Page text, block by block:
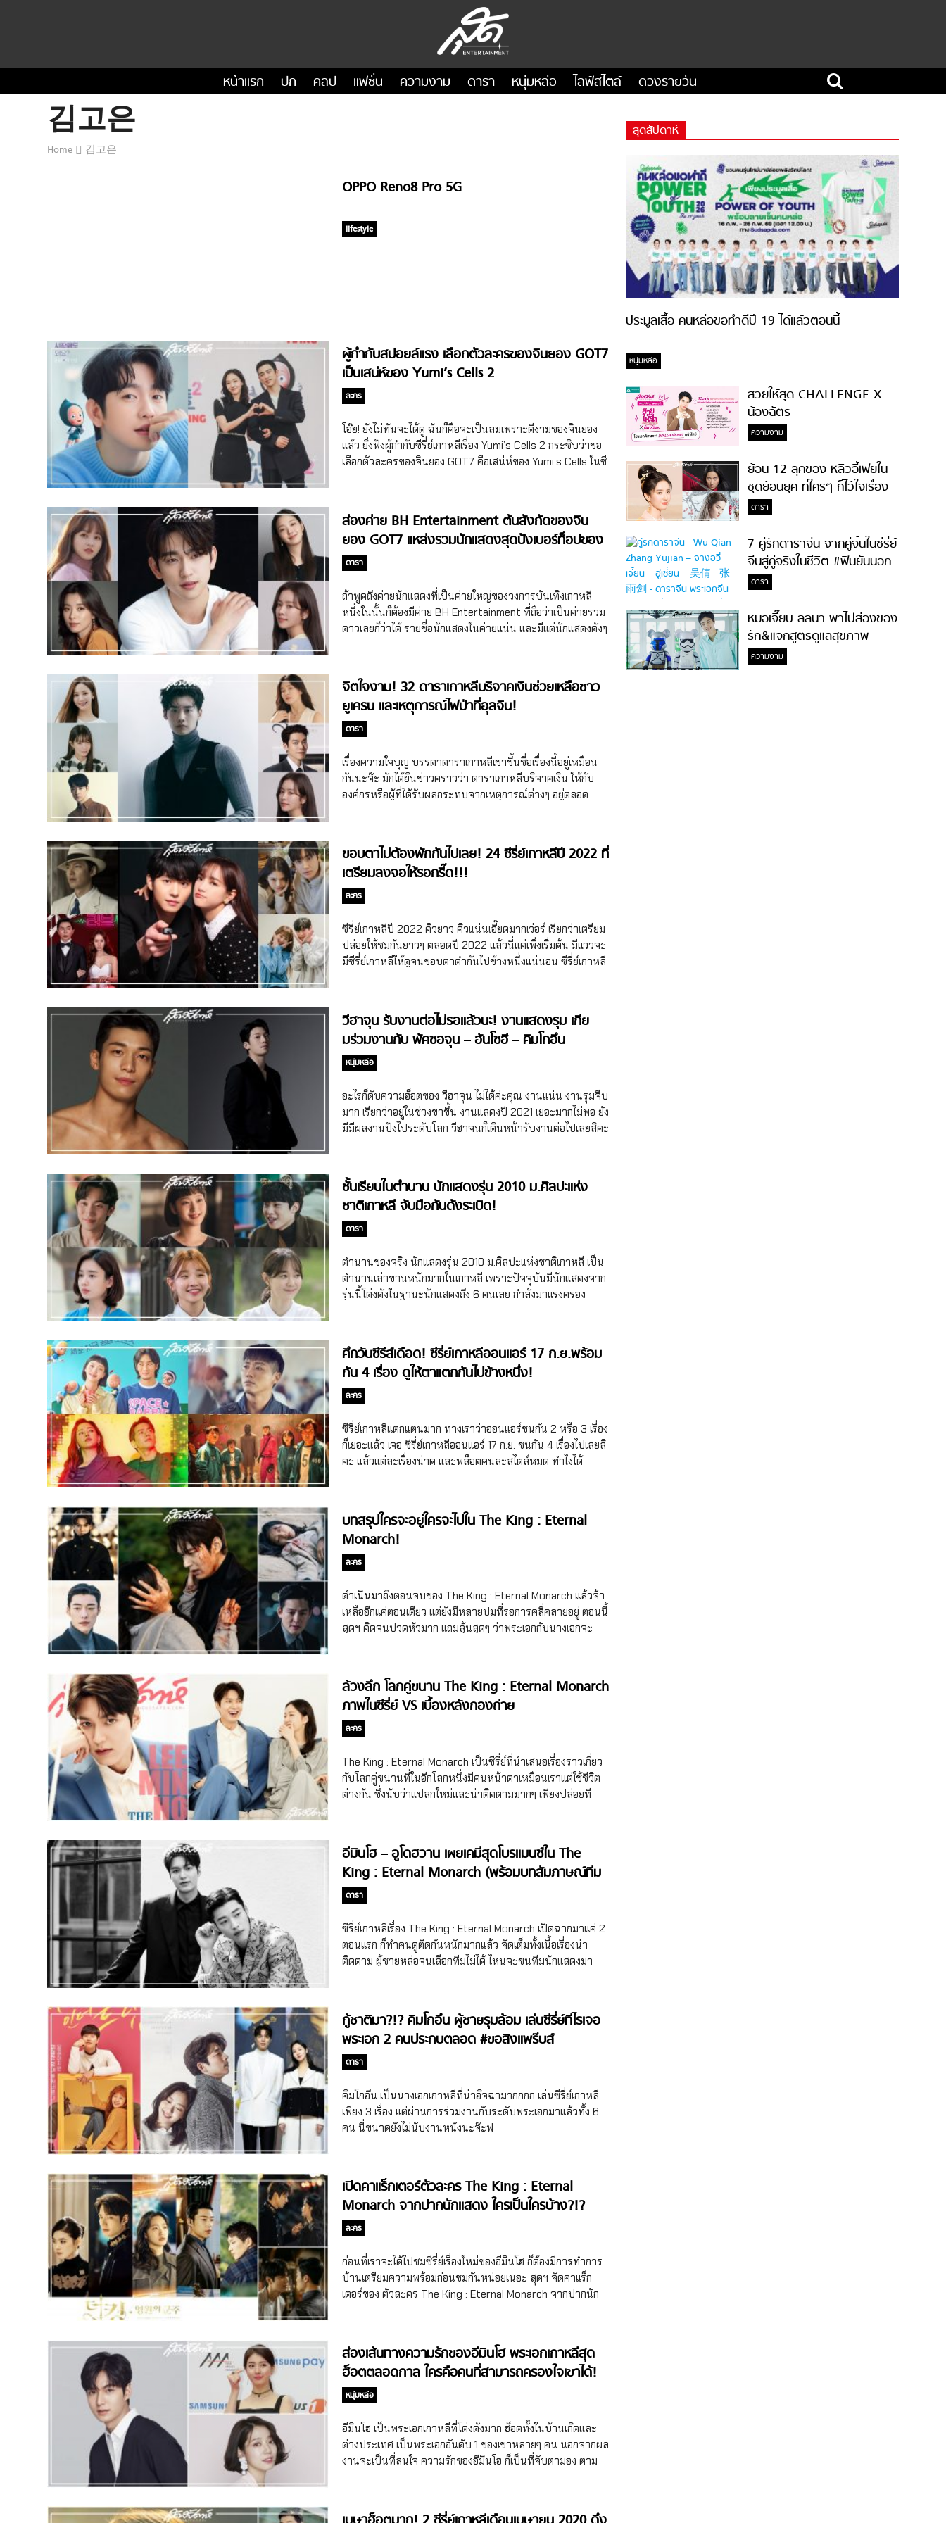
หน้าแรก ปก คลิป แฟชั่น ความงาม ดารา หนุ่มหล่อ ไลฟ์สไตล์ ดวงรายวัน
김고은
Home 김고은
OPPO Reno8 Pro 5G
lifestyle
ผู้กำกับสปอยล์แรง เลือกตัวละครของจินยอง GOT7
เป็นเสน่ห์ของ Yumi’s Cells 2
ละคร
โอ๊ย! ยังไม่ทันจะได้ดู ฉันก็คือจะเป็นลมเพราะดีงามของจินยอง
แล้ว ยิ่งฟังผู้กำกับซีรี่ย์เกาหลีเรื่อง Yumi’s Cells 2 กระซิบว่าขอ
เลือกตัวละครของจินยอง GOT7 คือเสน่ห์ของ Yumi’s Cells ในซี
2021 ทั้งในเกาหลีและต่างประเทศ เป็นซีรี่ย์เกาหลีที่เล่าเรื่องราว
ความรักและชีวิตการทำงานของผู้คนออกมาได้เรียล สนุก และมี
กิมมิกที่ไม่เหมือนใคร ด้วยการหยิบเรื่องของเซลล์ภายในของผู้คน
มาเล่าว่าเวลาเจอเรื่องราวต่างๆ เซลล์ในร่างกายเป็นยังไง แล้วคือ
ตัวการ์ตูนเซลล์น่ารักไม่ไหว เรียกว่าYumi’s Cellsทำคนดูอินหนัก
มากในซีซั่น 1 และทางทีมผู้ผลิตก็ตัดสินใจทำซีซั่น 2 ต่อเลย ซึ่งก็
ยังเป็นเรื่องราวของ “ยูมิ” เหมือนเดิม โดยในYumi’s Cellsซีซั่น 2
ดูYumi’s Cellsซีซั่น 1 จะเห็นว่าจินยองมาปรากฏตัวในช่วงหลัง
ด้วย ซึ่งเป็นการปรากฏตัวที่น่ารักจนสร้างรอยยิ้มให้กลับผู้ชม
รอบนี้จินยองจะมาออกเต็มๆ […]
ส่องค่าย BH Entertainment ต้นสังกัดของจิน
ยอง GOT7 แหล่งรวมนักแสดงสุดปังเบอร์ท็อปของ
วงการ!
ดารา
ถ้าพูดถึงค่ายนักแสดงที่เป็นค่ายใหญ่ของวงการบันเทิงเกาหลี
หนึ่งในนั้นก็ต้องมีค่าย BH Entertainment ที่ถือว่าเป็นค่ายรวม
ดาวเลยก็ว่าได้ รายชื่อนักแสดงในค่ายแน่น และมีแต่นักแสดงดังๆ
บางคนอาจจะได้ยินชื่อค่าย BH Entertainment ผ่านหูช่วงที่จิ
นยอง GOT7 มีข่าวว่าจะเซ็นสัญญาเข้าค่าย หลังจากหมดสัญญา
กับ JYP เมื่อช่วงเดือนมกราคม 2021 ซึ่งนอกจากในค่ายจะมีจิน
ยองแล้ว ยังมีนักแสดงอีกหลายคนที่อยู่ในค่ายนี้ และยังมีอดีตรุ่น
พี่ร่วมค่ายอย่าง อันโซฮี อดีตสมาชิก Wonder Girls ที่หันมาเอาดี
สายนักแสดงและเซ็นร่วมชายคาของ BH Entertainment ด้วย
แก๊งนักแสดงของBH Entertainment แก๊งแรกที่สุดฯ ขอก้าวถึง
เลยก็คือบรรดานางเอกตัวท็อปของเกาหลี ที่แค่เห็นชื่อแต่ละคนก็
มวยที่โด่งดังเป็นพลุแตกจากการรับบทนางเอกในซีรี่ย์เกาหลีเรื่อง
Goblin หลังจากนั้นคิมโกอึนก็ขึ้นแท่นเป็นนางเอกแถวหน้าของ
วงการ และยังมีอีกหนึ่งนางเอกที่รุ่นราวคราวเดียวกับคิมโกอึน
อย่าง พัคโบยอง นางเอกหน้าเด็กตลอดกาลที่เป็นรักของผู้ชม
มากๆ ก็เป็นนักแสดงในค่าย BH Entertainment เหมือนกันแม๊
พูดถึงบรรดานางเอกรุ่นเกิดยุคต้น 90s กันไปแล้ว มาที่นางเอกที่
เกิดยุค […]
จิตใจงาม! 32 ดาราเกาหลีบริจาคเงินช่วยเหลือชาว
ยูเครน และเหตุการณ์ไฟป่าที่อุลจิน!
ดารา
เรื่องความใจบุญ บรรดาดาราเกาหลีเขาขึ้นชื่อเรื่องนี้อยู่เหมือน
กันนะจ๊ะ มักได้ยินข่าวคราวว่า ดาราเกาหลีบริจาคเงิน ให้กับ
องค์กรหรือผู้ที่ได้รับผลกระทบจากเหตุการณ์ต่างๆ อยู่ตลอด
บริจาคเงิน พร้อมใจออกมาช่วยเหลือเพื่อนมนุษย์จากเหตุการณ์
ในประเทศและต่างประเทศ ดาราเกาหลีบริจาคเงินช่วยเหลือ
ยูเครน มาเริ่มด้วยเหตุการณ์ที่เกิดขึ้นในต่างประเทศที่แทบจะ
เป็นวาระสำคัญของโลกกับเหตุการณ์การบุกโจมตียูเครนของ
รัสเซียที่ทำให้เกิดการสูญเสียทั้งทรัพย์สินและผู้คน เรียกว่าเป็น
เหตุการณ์ที่ทั่วโลกให้ความสนใจกันอย่างมาก เกาหลีก็เป็นหนึ่ง
ในประเทศที่ออกมาแสดงจุดยืนว่าอยู่เคียงข้างยูเครน ซึ่งก็ดารา
4 คนที่ออกมาบริจาคเงินช่วยเหลือชาวยูเครน เริ่มด้วยอียองแอ
ยูเครน พร้อมเขียนจดหมายสุดซึ้งถึงชาวยูเครน ไปอ่านข่าวเต็มๆ
ได้ที่ลิงก์ด้านล่างค่ะ อียองแอ ตำนานแดจังกึม ดาวค้างฟ้าของ
วงการและนางฟ้าของมวลมนุษยชาติ บริจาคเงินให้ทั่วโลก
ล่าสุดให้ยูเครน! ตามมาด้วยฮันจีมิน ที่ตัดสินใจบริจาคเงินมูลค่า
100 ล้านวอนให้กับเด็กๆ ในยูเครนผ่านองค์กรยูนิเซฟ ซึ่งปัจจุบัน
เด็กๆ ในยูเครนต่างต้องไปอาศัยกันในหลุมหลบภัยใต้ดิน ทำให้
การศึกษา การแพทย์ และการคุ้มครองเด็กๆ ถูกตัดขาด และยังมี
เด็กๆ อพยพไปประเทศเพื่อนบ้านเกิน 1 แสนคนไปแล้ว ฮันจีมิน
จะมาถึงโดยเร็ว เพื่อที่เด็กๆ ยูเครนจะได้ไปโรงเรียนและหัวเราะได้
อีกครั้ง […]
ขอบตาไม่ต้องพักกันไปเลย! 24 ซีรี่ย์เกาหลีปี 2022 ที่
เตรียมลงจอให้รอกรี๊ด!!!
ละคร
ซีรี่ย์เกาหลีปี 2022 คิวยาว คิวแน่นเอี๊ยดมากเว่อร์ เรียกว่าเตรียม
ปล่อยให้ชมกันยาวๆ ตลอดปี 2022 แล้วนี่แค่เพิ่งเริ่มต้น มีแววจะ
มีซีรี่ย์เกาหลีให้ดูจนขอบตาดำกันไปข้างหนึ่งแน่นอน ซีรี่ย์เกาหลี
นักแสดงปังมาเป็นล้นจออีกแล้วแม่ ทั้ง คิมฮเยซู นักแสดงหญิงตัว
แม่ พร้อมด้วยอีซองมิน คิมมูยอล และอีจองอึน นำเสนอเรื่องราว
ของผู้พิพากษาที่มีหน้าที่ตัดสินคดีของเด็กและเยาวชน ซึ่งเธอมี
ความเกลียดชังผู้กระทำผิดที่เป็นเด็กและเยาวชน แถมเธอยังเต็ม
ไปด้วยความเยือกเย็น โดยในเรื่องจะแสดงให้เห็นถึงชีวิตการ
ทำงานและความกังวลของเหล่าผู้พิพากษา เป็นอีกเรื่องที่น่า
ติดตามมาก จะออนแอร์ให้ชมวันที่ 25 กุมภาพันธ์ 2022 นี้
Business Proposal (อันฮโยซอบ – คิมเซจอง) อันฮโยซอบกลับ
นัดบอดแทน เธอจึงต้องพยายามปกปิดตัวเองไม่ให้คุณ CEO ล่วง
รู้เข้าว่าเธอคือพนักงานในบริษัทของเขา จะออนแอร์ในวันที่ 28
กุมภาพันธ์นี้ พร้อมซับไทยที่ […]
วีฮาจุน รับงานต่อไม่รอแล้วนะ! งานแสดงรุม เกีย
มร่วมงานกับ พัคซอจุน – ฮันโซฮี – คิมโกอึน
หนุ่มหล่อ
อะไรก็ดับความฮ็อตของ วีฮาจุน ไม่ได้ค่ะคุณ งานแน่น งานรุมจีบ
มาก เรียกว่าอยู่ในช่วงขาขึ้น งานแสดงปี 2021 เยอะมากไม่พอ ยัง
มีมีผลงานปังไประดับโลก วีฮาจุนก็เดินหน้ารับงานต่อไปเลยสิคะ
เกาหลีจาก Netflix เรื่อง Squid Game ที่โด่งดังไปทั่วโลก ทำให้
ทีมนักแสดงชื่อเสียงพุ่งทะยานกันหมด หลังจากนั้นวีฮาจุนก็
กลายเป็นนักแสดงดาวรุ่งพุ่งแรงที่ได้รับการจับตามอง และเริ่มมี
งานวิ่งเข้าใส่ ทั้งการได้ประกบกับอีดงอุคในซีรี่ย์เกาหลีเรื่อง Bad
and Crazy ที่วีฮาจุนได้รับบทนำในเรื่องที่มีคาแร็กเตอร์โดดเด่น
ทำให้ได้พิสูจน์ฝีมือการแสดงอีกด้าน นอกจากนี้ในปี 2021 วีฮา
จุนยังมีผลงานหนังเรื่อง Midnight และ Shark: The
Beginning อีกด้วย น้ำขึ้นก็ต้องรีบตักที่แท้ทรู วีฮาจุนยังได้รับ
คอนเฟิร์มแสดงไปก่อนแล้ว ได้แก่ คิมโกอึน นัมจีฮยอน และพัคจีฮู
เรียกว่ารวมนักแสดงหญิงชื่อดังและยอดฝีมือมารวมตัวกันเลย ซีรี่
ย์เกาหลีเรื่อง […]
ชั้นเรียนในตำนาน นักแสดงรุ่น 2010 ม.ศิลปะแห่ง
ชาติเกาหลี จับมือกันดังระเบิด!
ดารา
ตำนานของจริง นักแสดงรุ่น 2010 ม.ศิลปะแห่งชาติเกาหลี เป็น
ตำนานเล่าขานหนักมากในเกาหลี เพราะปัจจุบันมีนักแสดงจาก
รุ่นนี้โด่งดังในฐานะนักแสดงถึง 6 คนเลย กำลังมาแรงครอง
เลยว่าไม่ได้หาง่ายๆ นะจ๊ะที่จะมีนักแสดงที่เรียนรุ่นเดียวกันแล้ว
จะพร้อมใจกันปังหรือมีชื่อเสียงแบบสุดๆ ขึ้นมา แต่นักแสดง
เกาหลีที่เคยเข้าเรียนในสาขาการแสดงของมหาวิทยาลัยศิลปะ
แห่งชาติเกาหลี หรือ Korea National University of Arts ใน
รุ่น 10 หรือรุ่นปี 2010 ทำได้จ้า เมื่อสื่อและชาวเน็ตเกาหลีพบว่า
มีนักแสดงถึง 6 คนที่เรียนอยู่รุ่น 2010 ของ Korea National
University of Arts แล้วปัจจุบันกำลังโด่งดังกันมากๆ แถมฝีมือ
การแสดงดีสุดๆ ทำให้เป็นที่พูดถึงหนักมากว่านี่เป็นชั้นเรียนหรือ
รุ่น 2010 ของมหาวิทยาลัยศิลปะแห่งชาติเกาหลี ทั้ง 6 คนมีใคร
กันบ้าง ได้แก่ คิมโกอึน พัคโซดัม อันอึนจิน อียูยอง […]
ศึกวันซีรีส์เดือด! ซีรี่ย์เกาหลีออนแอร์ 17 ก.ย.พร้อม
กัน 4 เรื่อง ดูให้ตาแตกกันไปข้างหนึ่ง!
ละคร
ซีรี่ย์เกาหลีแตกแตนมาก ทางเราว่าออนแอร์ชนกัน 2 หรือ 3 เรื่อง
ก็เยอะแล้ว เจอ ซีรี่ย์เกาหลีออนแอร์ 17 ก.ย. ชนกัน 4 เรื่องไปเลยสิ
คะ แล้วแต่ละเรื่องน่าดู และพล็อตคนละสไตล์หมด ทำไงได้
มันส์แบบพล็อตสุดล้ำจากบ้าน Netflix กับออริจินัลซีรี่ย์เกาหลี
เรื่อง Squid Game (สควิดเกม เล่นลุ้นตาย) ที่ได้นักแสดงหนัง
ระดับตัวพ่อของวงการบันเทิงเกาหลีอย่างอีจองแจ มาเจอกับพัคฮ
เยซู จาก Prison Playbook ไหนจะยังมีนักแสดงมากมาย ทั้ง
โอยองซู วีฮาจุน จองโฮยอน ฮอซองแท อานุพัม และคิมจูรยองอีก
โดยพวกเขาทั้ง 8 คนจะมานำเสนอเรื่องราวซีรี่ย์เกาหลีพล็อตสุด
แหวกแนวล้ำจินตนาการที่ผู้เข้าแข่งขัน 456 คนจะต้องเล่นเกม
สุดระทึกเพื่อเอาตัวรอด โดยแขวนชีวิตไว้เป็นเดิมพัน เพื่อไขว่คว้า
บทสรุปใครจะอยู่ใครจะไปใน The King : Eternal
Monarch!
ละคร
ดำเนินมาถึงตอนจบของ The King : Eternal Monarch แล้วจ้า
เหลืออีกแค่ตอนเดียว แต่ยังมีหลายปมที่รอการคลี่คลายอยู่ ตอนนี้
สุดฯ คิดจนปวดหัวมาก แถมลุ้นสุดๆ ว่าพระเอกกับนางเอกจะ
ล้วงลึก โลกคู่ขนาน The King : Eternal Monarch
ภาพในซีรี่ย์ VS เบื้องหลังกองถ่าย
ละคร
The King : Eternal Monarch เป็นซีรี่ย์ที่นำเสนอเรื่องราวเกี่ยว
กับโลกคู่ขนานที่ในอีกโลกหนึ่งมีคนหน้าตาเหมือนเราแต่ใช้ชีวิต
ต่างกัน ซึ่งนับว่าแปลกใหม่และน่าติดตามมากๆ เพียงปล่อยที
อีมินโฮ – อูโดฮวาน เผยเคมีสุดโบรแมนซ์ใน The
King : Eternal Monarch (พร้อมบทสัมภาษณ์ทีม
นักแสดงจัดเต็ม)
ดารา
ซีรี่ย์เกาหลีเรื่อง The King : Eternal Monarch เปิดฉากมาแค่ 2
ตอนแรก ก็ทำคนดูติดกันหนักมากแล้ว จัดเต็มทั้งเนื้อเรื่องน่า
ติดตาม ผู้ชายหล่อจนเลือกทีมไม่ได้ ไหนจะขนทีมนักแสดงมา
กู้ชาติมา?!? คิมโกอึน ผู้ชายรุมล้อม เล่นซีรี่ย์ทีไรเจอ
พระเอก 2 คนประกบตลอด #ขอสิงแพร๊บส์
ดารา
คิมโกอึน เป็นนางเอกเกาหลีที่น่าอิจฉามากกกก เล่นซีรี่ย์เกาหลี
เพียง 3 เรื่อง แต่ผ่านการร่วมงานกับระดับพระเอกมาแล้วทั้ง 6
คน นี่ขนาดยังไม่นับงานหนังนะจ๊ะฟ
เปิดคาแร็กเตอร์ตัวละคร The King : Eternal
Monarch จากปากนักแสดง ใครเป็นใครบ้าง?!?
ละคร
ก่อนที่เราจะได้ไปชมซีรี่ย์เรื่องใหม่ของอีมินโฮ ก็ต้องมีการทำการ
บ้านเตรียมความพร้อมก่อนชมกันหน่อยเนอะ สุดฯ จัดคาแร็ก
เตอร์ของ ตัวละคร The King : Eternal Monarch จากปากนัก
จักรพรรดิอีกน รับบทโดย อีมินโฮ พระเอกของเรื่องผู้มาจากอีก
โลกมีนามว่า “อีกน” เป็นจักรพรรดิแห่งอาณาจักรเกาหลีรุ่นที่ 3
(เป็นอาณาจักรสมมติขึ้น) นอกจากนี้ อีกนยังเป็นนักกีฬาพายเรือ
และนักคณิตศาสตร์แสนฉลาดด้วย เรียกว่าสมบูรณ์แบบทั้งใน
ด้านศิลปะ การต่อสู้ และวิชาการเลยเด้อ #กรี๊ดหนักมาก จองแท
อึล/ลูน่า รับบทโดย คิมโกอึน ในเรื่องนี้ คิมโกอึนต้องมารับบท
เป็น 2 ตัวละครจากสองโลก ตัวละครแรกเป็นตำรวจสายสืบสาว
ในหน่วยงานพิเศษของสาธารณรัฐเกาหลี ชื่อว่า “จองแทอึล”
ส่องเส้นทางความรักของอีมินโฮ พระเอกเกาหลีสุด
ฮ็อตตลอดกาล ใครคือคนที่สามารถครองใจเขาได้!
หนุ่มหล่อ
อีมินโฮ เป็นพระเอกเกาหลีที่โด่งดังมาก ฮ็อตทั้งในบ้านเกิดและ
ต่างประเทศ เป็นพระเอกอันดับ 1 ของเขาหลายๆ คน นอกจากผล
งานจะเป็นที่สนใจ ความรักของอีมินโฮ ก็เป็นที่จับตามอง ตาม
สุดสัปดาห์
ประมูลเสื้อ คนหล่อขอทำดีปี 19 ได้แล้วตอนนี้
หนุ่มหล่อ
สวยให้สุด CHALLENGE X
น้องฉัตร
ความงาม
ย้อน 12 ลุคของ หลิวอี้เฟยใน
ชุดย้อนยุค ที่ใครๆ ก็ไว้ใจเรื่อง
ความสวย!
ดารา
7 คู่รักดาราจีน จากคู่จิ้นในซีรี่ย์
จีนสู่คู่จริงในชีวิต #ฟินยันนอก
จอ
ดารา
หมอเจี๊ยบ-ลลนา พาไปส่องของ
รัก&แจกสูตรดูแลสุขภาพ
#ล้างจมูกไม่ยากจะสอนให้
ความงาม